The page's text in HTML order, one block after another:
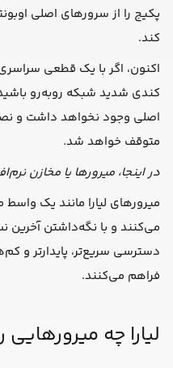
پکیج را از سرورهای اصلی
کند.
اکنون، اگر با یک قطعی
کندی شدید شبکه روبه‌رو
اصلی وجود نخواهد داشت و
متوقف خواهد شد.
در اینجا، میرورها یا مخازن
میرورهای لیارا مانند یک واسط
می‌کنند و با نگه‌داشتن آخرین
دسترسی سریع‌تر، پایدارتر و
فراهم می‌کنند.
لیارا چه